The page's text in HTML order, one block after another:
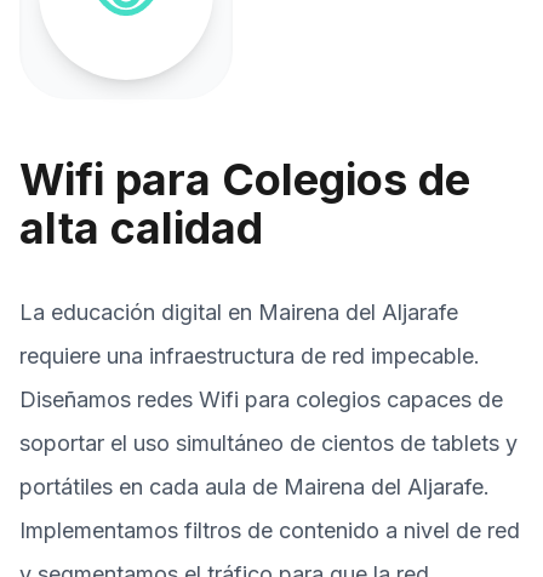
Wifi para Colegios de
alta calidad
La educación digital en Mairena del Aljarafe
requiere una infraestructura de red impecable.
Diseñamos redes Wifi para colegios capaces de
soportar el uso simultáneo de cientos de tablets y
portátiles en cada aula de Mairena del Aljarafe.
Implementamos filtros de contenido a nivel de red